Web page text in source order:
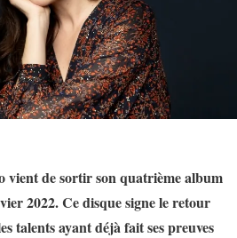
vient de sortir son quatrième album
2022. Ce disque signe le retour
talents ayant déjà fait ses preuves